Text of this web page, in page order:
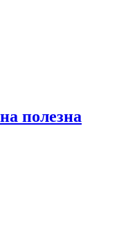
полезна